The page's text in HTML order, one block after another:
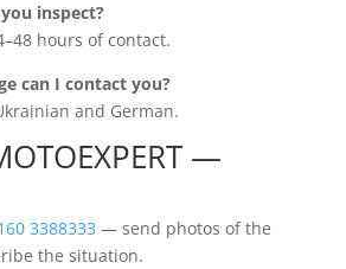
inspect?
hours of contact.
can I contact you?
and German.
—
3388333 — send photos of the
the situation.